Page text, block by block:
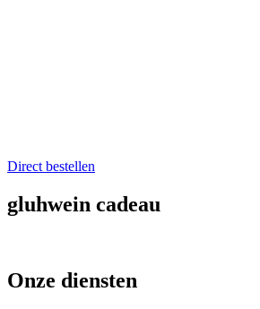
Direct bestellen
gluhwein cadeau
Onze diensten